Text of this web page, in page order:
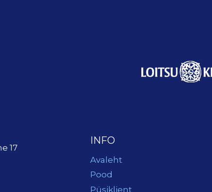
17
INFO
Avaleht
Pood
Püsiklient